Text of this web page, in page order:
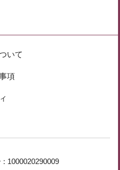
いて
項
1000020290009